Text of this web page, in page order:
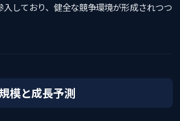
しており、健全な競争環境が形成されつつ
模と成長予測